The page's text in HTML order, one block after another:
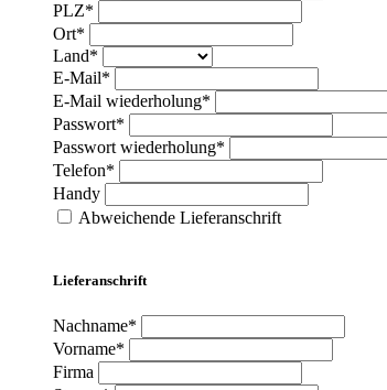
PLZ*
Ort*
Land*
E-Mail*
E-Mail wiederholung*
Passwort*
Passwort wiederholung*
Telefon*
Handy
Abweichende Lieferanschrift
Lieferanschrift
Nachname*
Vorname*
Firma